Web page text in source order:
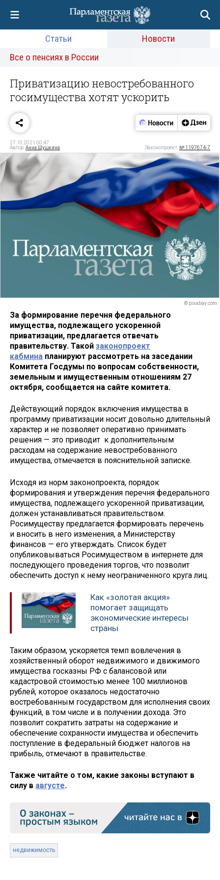
Статьи
Новости
Все о пенсиях в России
Приватизацию невостребованного
госимущества хотят ускорить
27.10.2021 00:47
Автор:Анна Шушкина Законопроект: № 1197674-7
© pixabay.com
За формирование перечня федерального
имущества, подлежащего ускоренной
приватизации, предлагается отвечать
правительству. Такой законопроект
кабмина планируют рассмотреть на заседании
Комитета Госдумы по вопросам собственности,
земельным и имущественным отношениям 27
октября, сообщается на сайте комитета.
Действующий порядок включения имущества в
программу приватизации носит довольно длительный
характер и не позволяет оперативно принимать
решения — это приводит к дополнительным
расходам на содержание невостребованного
имущества, отмечается в пояснительной записке.
Исходя из норм законопроекта, порядок
формирования и утверждения перечня федерального
имущества, подлежащего ускоренной приватизации,
должен устанавливаться правительством.
Росимуществу предлагается формировать перечень
и вносить в него изменения, а Министерству
финансов — его утверждать. Список будет
опубликовываться Росимуществом в интернете для
последующего проведения торгов, что позволит
обеспечить доступ к нему неограниченного круга лиц.
Как «золотая акция»
помогает защищать
экономические интересы
страны
Таким образом, ускоряется темп вовлечения в
хозяйственный оборот недвижимого и движимого
имущества госказны РФ с балансовой или
кадастровой стоимостью менее 100 миллионов
рублей, которое оказалось недостаточно
востребованным государством для исполнения своих
функций, в том числе и в получении дохода. Это
позволит сократить затраты на содержание и
обеспечение сохранности имущества и обеспечить
поступление в федеральный бюджет налогов на
прибыль, отмечают в правительстве.
Также читайте о том, какие законы вступают в
силу в августе.
недвижимость